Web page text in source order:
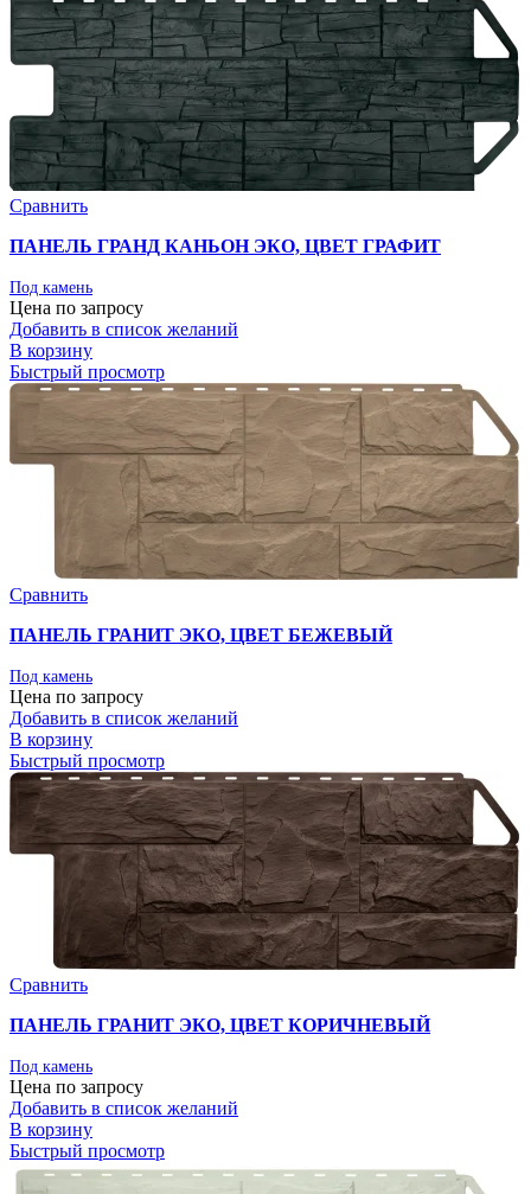
Сравнить
ПАНЕЛЬ ГРАНД КАНЬОН ЭКО, ЦВЕТ ГРАФИТ
Под камень
Цена по запросу
Добавить в список желаний
В корзину
Быстрый просмотр
Сравнить
ПАНЕЛЬ ГРАНИТ ЭКО, ЦВЕТ БЕЖЕВЫЙ
Под камень
Цена по запросу
Добавить в список желаний
В корзину
Быстрый просмотр
Сравнить
ПАНЕЛЬ ГРАНИТ ЭКО, ЦВЕТ КОРИЧНЕВЫЙ
Под камень
Цена по запросу
Добавить в список желаний
В корзину
Быстрый просмотр